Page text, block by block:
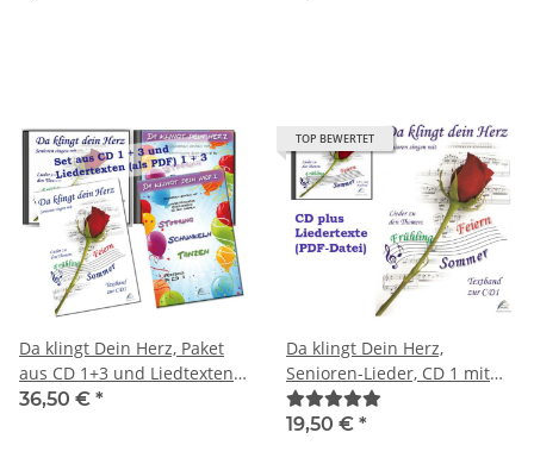
Da klingt Dein Herz, Paket
aus CD 1+3 und Liedtexten
als Datei 1+3
36,50 € *
TOP BEWERTET
Da klingt Dein Herz,
Senioren-Lieder, CD 1 mit
Liedtexten als Datei 1
19,50 € *